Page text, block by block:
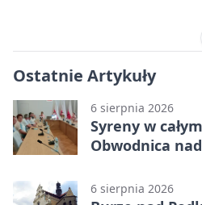
Ostatnie Artykuły
6 sierpnia 2026
Syreny w
Obwodnica
6 sierpnia 2026